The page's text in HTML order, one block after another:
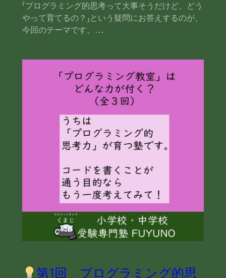
「プログラミング的思考って大事そうだけど、どう
やって育てるの？」という疑問にお答えするのが、
今回のテーマです。…
第1回 プログラミング的思